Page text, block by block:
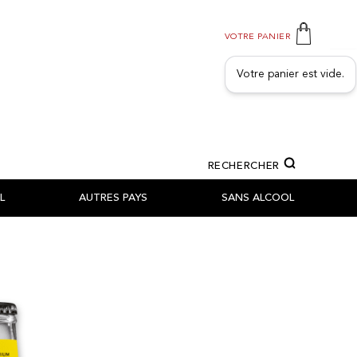
VOTRE PANIER
Votre panier est vide.
RECHERCHER
AUTRES PAYS SANS ALCOOL